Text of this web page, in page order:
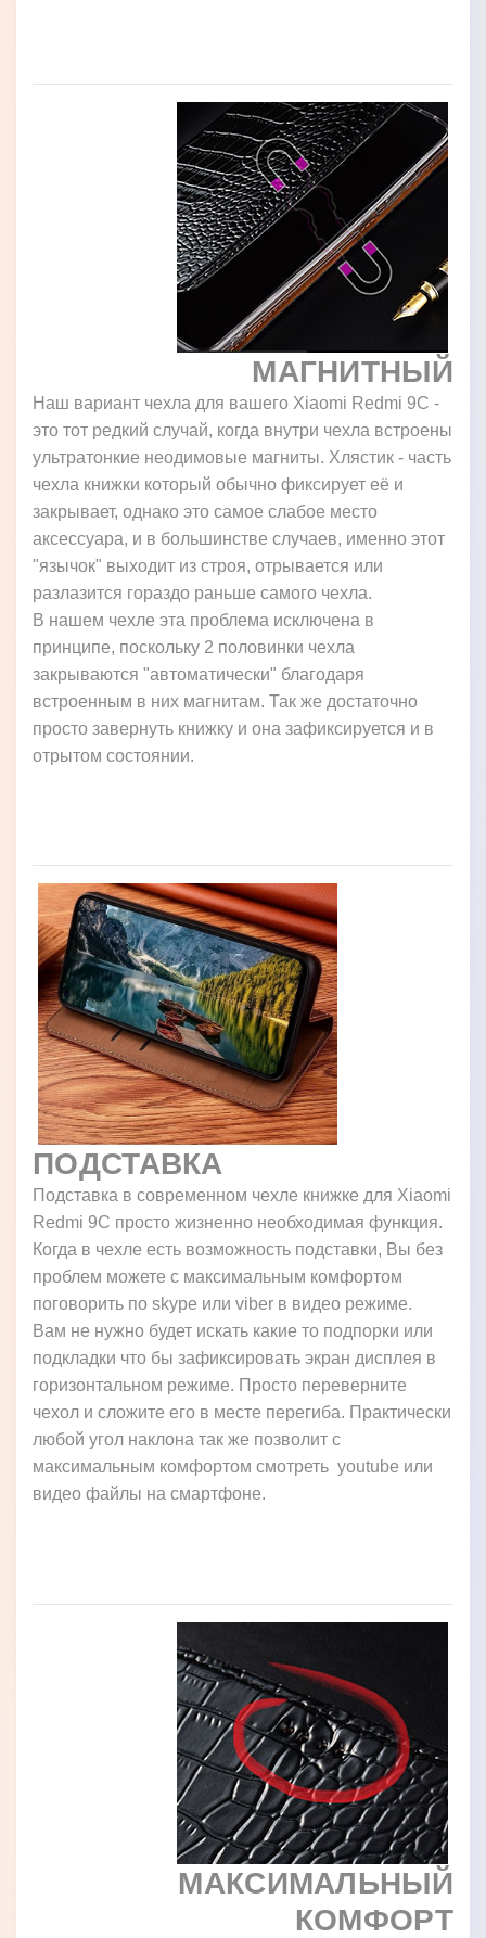
МАГНИТНЫЙ
Наш вариант чехла для вашего Xiaomi Redmi 9C -
это тот редкий случай, когда внутри чехла встроены
ультратонкие неодимовые магниты. Хлястик - часть
чехла книжки который обычно фиксирует её и
закрывает, однако это самое слабое место
аксессуара, и в большинстве случаев, именно этот
"язычок" выходит из строя, отрывается или
разлазится гораздо раньше самого чехла.
В нашем чехле эта проблема исключена в
принципе, поскольку 2 половинки чехла
закрываются "автоматически" благодаря
встроенным в них магнитам. Так же достаточно
просто завернуть книжку и она зафиксируется и в
отрытом состоянии.
ПОДСТАВКА
Подставка в современном чехле книжке для Xiaomi
Redmi 9C просто жизненно необходимая функция.
Когда в чехле есть возможность подставки, Вы без
проблем можете с максимальным комфортом
поговорить по skype или viber в видео режиме.
Вам не нужно будет искать какие то подпорки или
подкладки что бы зафиксировать экран дисплея в
горизонтальном режиме. Просто переверните
чехол и сложите его в месте перегиба. Практически
любой угол наклона так же позволит с
максимальным комфортом смотреть youtube или
видео файлы на смартфоне.
МАКСИМАЛЬНЫЙ
КОМФОРТ